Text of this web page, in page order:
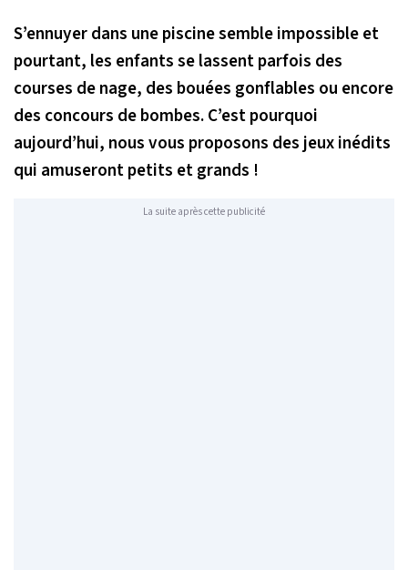
S’ennuyer dans une piscine semble impossible et
pourtant, les enfants se lassent parfois des
courses de nage, des bouées gonflables ou encore
des concours de bombes. C’est pourquoi
aujourd’hui, nous vous proposons des jeux inédits
qui amuseront petits et grands !
La suite après cette publicité